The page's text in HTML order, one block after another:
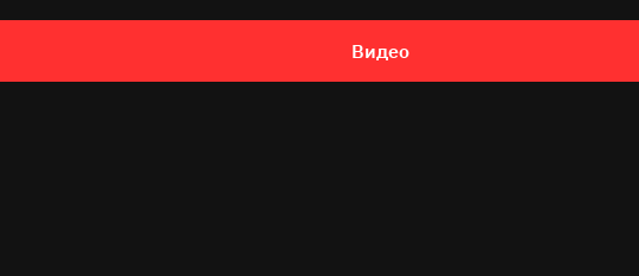
Видео